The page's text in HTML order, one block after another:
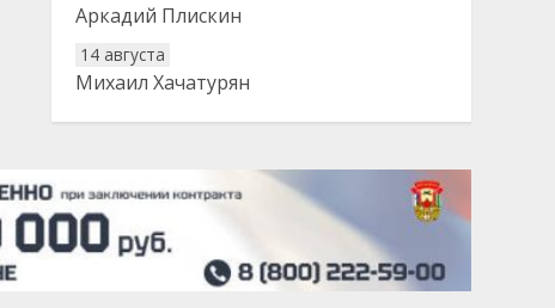
Аркадий Плискин
14 августа
Михаил Хачатурян
20 августа
22 августа
Евгений Ефимов
25 августа
Сэсэгма Бубеева